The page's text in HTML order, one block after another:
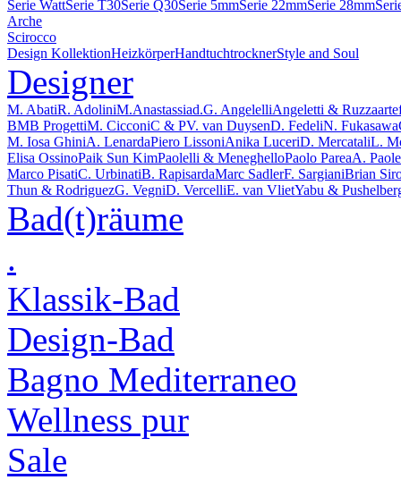
Serie WattSerie T30Serie Q30Serie 5mmSerie 22mmSerie 28mm
Arche
Scirocco
Design KollektionHeizkörperHandtuchtrocknerStyle and Soul
Designer
M. AbatiR. AdoliniM.Anastassiad.G. AngelelliAngeletti & Ruzza
BMB ProgettiM. CicconiC & PV. van DuysenD. FedeliN. Fukasawa
M. Iosa GhiniA. LenardaPiero LissoniAnika LuceriD. MercataliL.
Elisa OssinoPaik Sun KimPaolelli & MeneghelloPaolo PareaA.
Marco PisatiC. UrbinatiB. RapisardaMarc SadlerF. SargianiBrian
Thun & RodriguezG. VegniD. VercelliE. van VlietYabu &
Bad(t)räume
.
Klassik-Bad
Design-Bad
Bagno Mediterraneo
Wellness pur
Sale